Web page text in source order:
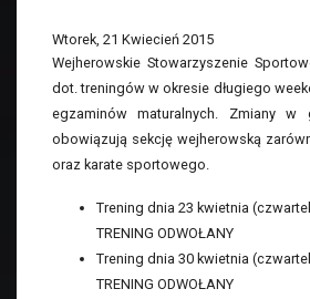
Wtorek, 21 Kwiecień 2015
Wejherowskie Stowarzyszenie
dot. treningów w okresie długiego
egzaminów maturalnych. Zmiany w
obowiązują sekcję wejherowską
oraz karate sportowego.
Trening dnia 23 kwietnia
TRENING ODWOŁANY
Trening dnia 30 kwietnia
TRENING ODWOŁANY